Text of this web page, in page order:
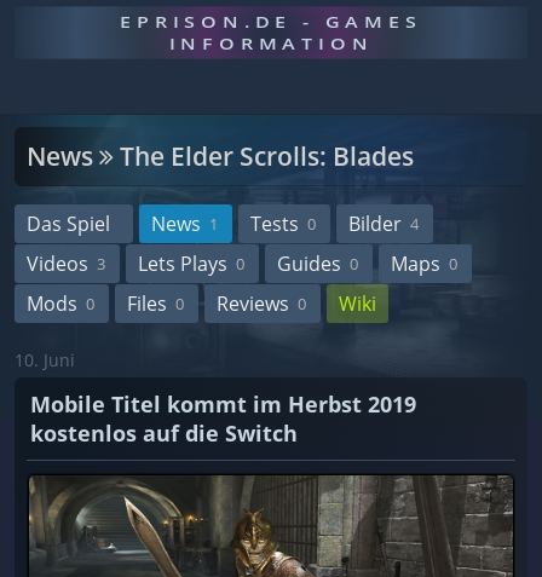
EPRISON.DE - GAMES
INFORMATION
News The Elder Scrolls: Blades
Das Spiel News 1 Tests 0 Bilder 4
Videos 3 Lets Plays 0 Guides 0 Maps 0
Mods 0 Files 0 Reviews 0 Wiki
10. Juni
Mobile Titel kommt im Herbst 2019
kostenlos auf die Switch